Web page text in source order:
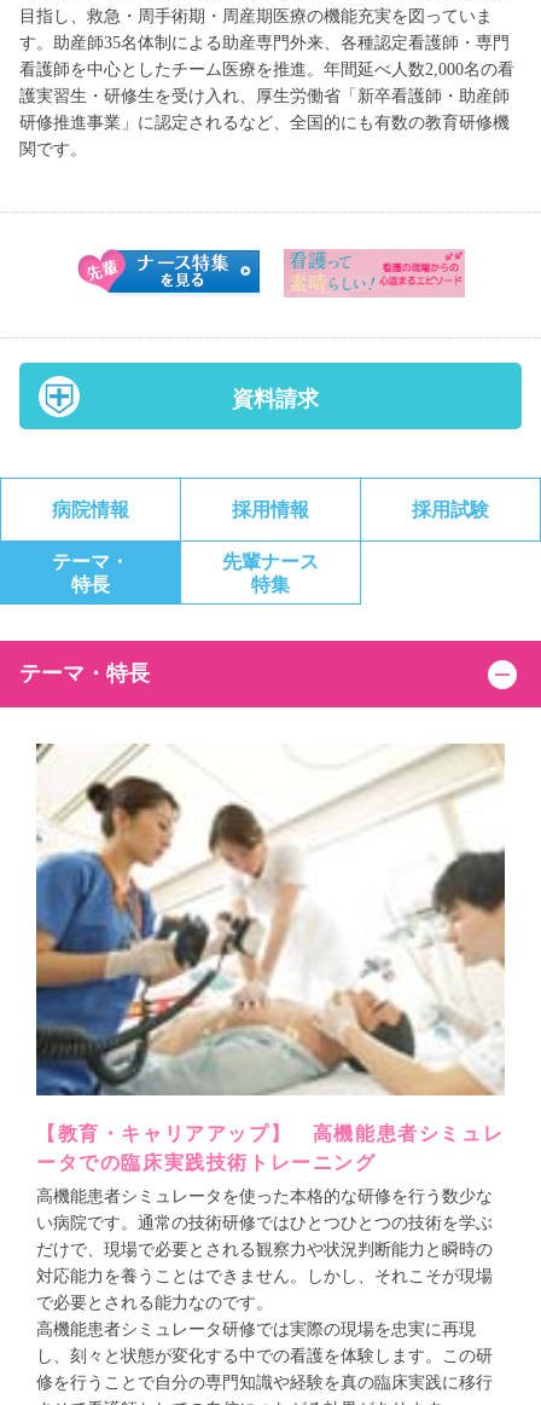
目指し、救急・周手術期・周産期医療の機能充実を図っていま
す。助産師35名体制による助産専門外来、各種認定看護師・専門
看護師を中心としたチーム医療を推進。年間延べ人数2,000名の看
護実習生・研修生を受け入れ、厚生労働省「新卒看護師・助産師
研修推進事業」に認定されるなど、全国的にも有数の教育研修機
関です。
資料請求
病院情報 採用情報 採用試験
テーマ・
特長
先輩ナース
特集
テーマ・特長
【教育・キャリアアップ】 高機能患者シミュレ
ータでの臨床実践技術トレーニング
高機能患者シミュレータを使った本格的な研修を行う数少な
い病院です。通常の技術研修ではひとつひとつの技術を学ぶ
だけで、現場で必要とされる観察力や状況判断能力と瞬時の
対応能力を養うことはできません。しかし、それこそが現場
で必要とされる能力なのです。
高機能患者シミュレータ研修では実際の現場を忠実に再現
し、刻々と状態が変化する中での看護を体験します。この研
修を行うことで自分の専門知識や経験を真の臨床実践に移行